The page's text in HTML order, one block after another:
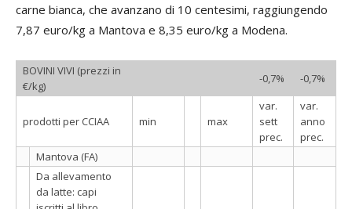
carne bianca, che avanzano di 10 centesimi, raggiungendo
7,87 euro/kg a Mantova e 8,35 euro/kg a Modena.
BOVINI VIVI (prezzi in
€/kg)
-0,7% -0,7%
prodotti per CCIAA min max
var.
sett
prec.
var.
anno
prec.
Mantova (FA)
Da allevamento
da latte: capi